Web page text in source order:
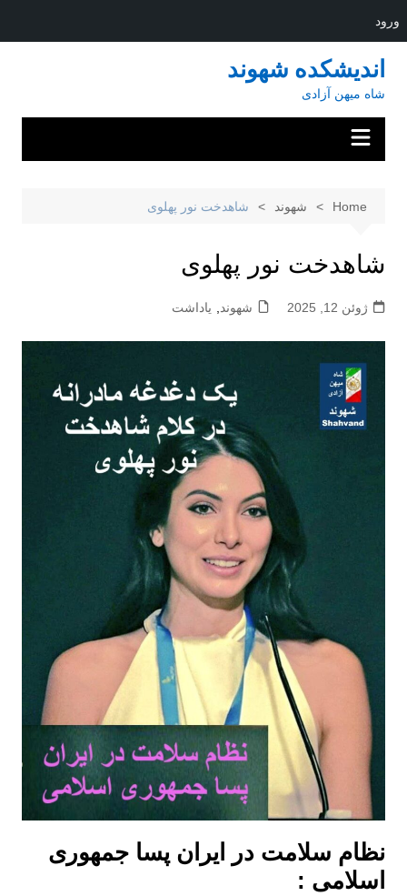
ورود
content
اندیشکده شهوند
شاه میهن آزادی
Home شهوند شاهدخت نور پهلوی
شاهدخت نور پهلوی
ژوئن 12, 2025 شهوند یاداشت
نظام سلامت در ایران پسا جمهوری
اسلامی :